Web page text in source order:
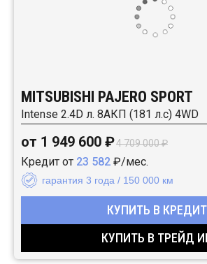
MITSUBISHI PAJERO SPORT
Intense 2.4D л. 8АКП (181 л.с) 4WD
от 1 949 600 ₽4 709 000 ₽
Кредит от 23 582 ₽/мес.
гарантия 3 года / 150 000 км
КУПИТЬ В КРЕДИТ
КУПИТЬ В ТРЕЙД